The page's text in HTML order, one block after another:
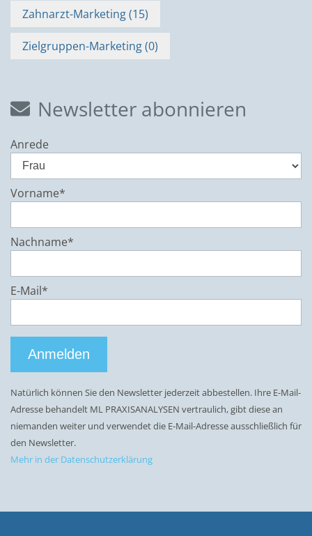
Zahnarzt-Marketing (15)
Zielgruppen-Marketing (0)
Newsletter abonnieren
Anrede
Vorname*
Nachname*
E-Mail*
Anmelden
Natürlich können Sie den Newsletter jederzeit abbestellen. Ihre E-Mail-
Adresse behandelt ML PRAXISANALYSEN vertraulich, gibt diese an
niemanden weiter und verwendet die E-Mail-Adresse ausschließlich für
den Newsletter.
Mehr in der Datenschutzerklärung